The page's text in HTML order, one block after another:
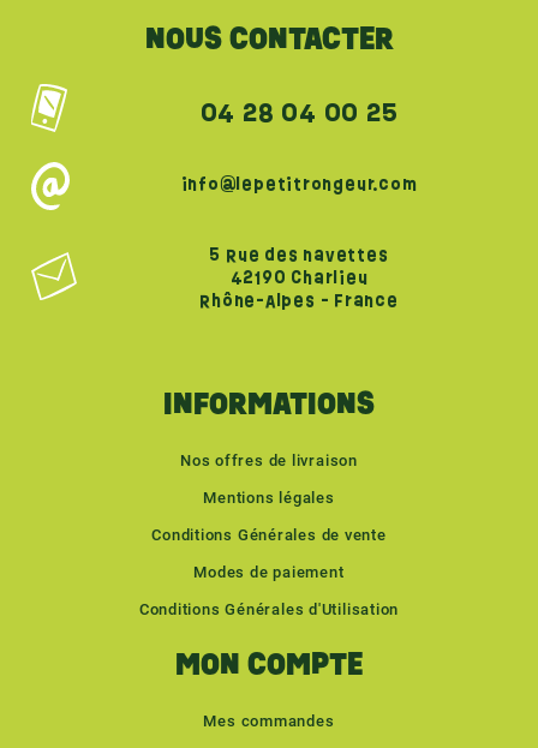
NOUS CONTACTER
04 28 04 00 25
info@lepetitrongeur.com
5 Rue des navettes
42190 Charlieu
Rhône-Alpes - France
INFORMATIONS
Nos offres de livraison
Mentions légales
Conditions Générales de vente
Modes de paiement
Conditions Générales d'Utilisation
MON COMPTE
Mes commandes